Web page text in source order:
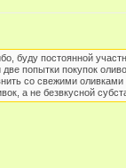
буду постоянной
попытки покупок
со свежими
а не безвкусной